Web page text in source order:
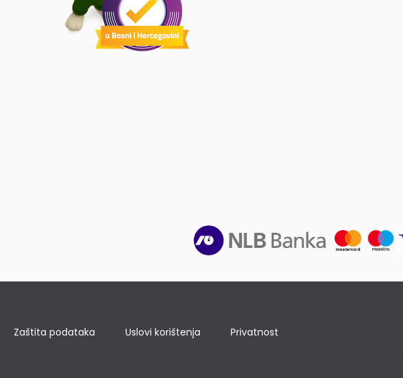
Zaštita podataka Uslovi korištenja Privatnost